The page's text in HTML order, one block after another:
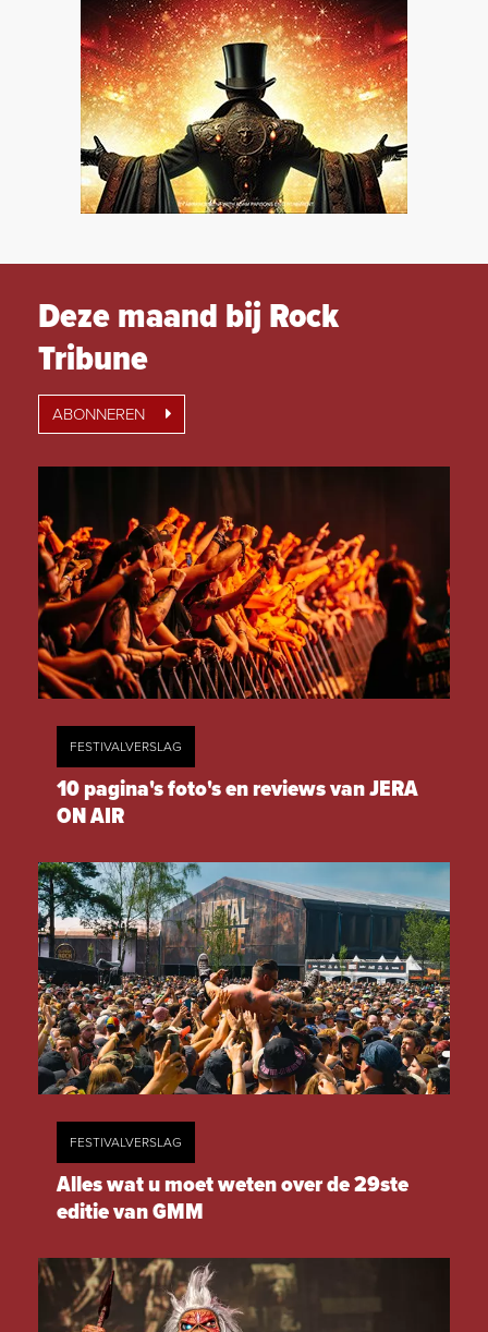
Deze maand bij Rock
Tribune
ABONNEREN
FESTIVALVERSLAG
10 pagina's foto's en reviews van JERA
ON AIR
FESTIVALVERSLAG
Alles wat u moet weten over de 29ste
editie van GMM